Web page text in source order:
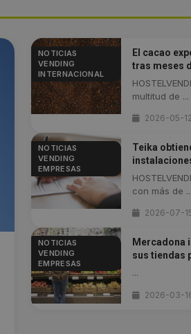
NOTICIAS
VENDING
INTERNACIONAL
El cacao
tras meses
multitud de ...
2026-05-12
NOTICIAS
VENDING
EMPRESAS
Teika
con más de ...
2026-07-
NOTICIAS
VENDING
EMPRESAS
Mercadona
sus tiendas
...
2026-03-